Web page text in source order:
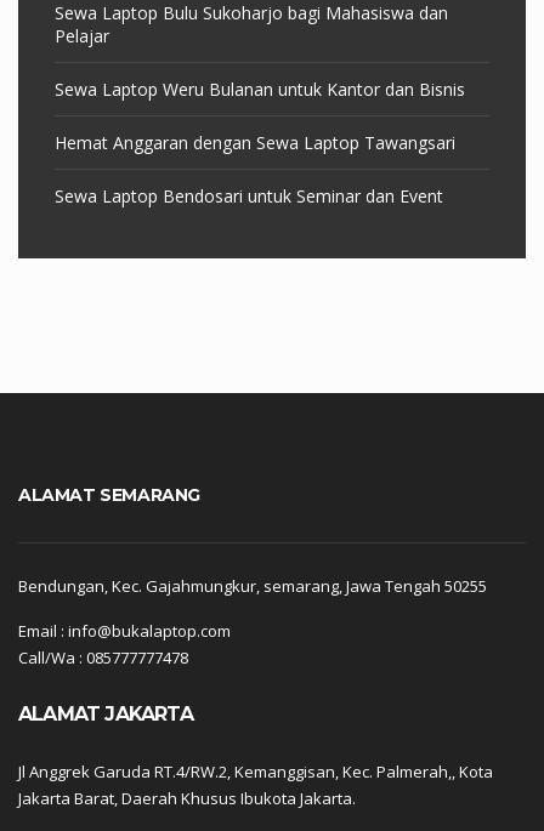
Sewa Laptop Bulu Sukoharjo bagi Mahasiswa dan
Pelajar
Sewa Laptop Weru Bulanan untuk Kantor dan Bisnis
Hemat Anggaran dengan Sewa Laptop Tawangsari
Sewa Laptop Bendosari untuk Seminar dan Event
ALAMAT SEMARANG
Bendungan, Kec. Gajahmungkur, semarang, Jawa Tengah 50255
Email : info@bukalaptop.com
Call/Wa : 085777777478
ALAMAT JAKARTA
Jl Anggrek Garuda RT.4/RW.2, Kemanggisan, Kec. Palmerah,, Kota
Jakarta Barat, Daerah Khusus Ibukota Jakarta.